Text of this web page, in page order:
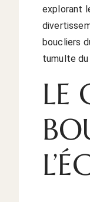
explorant
boucliers
tumulte du
LE